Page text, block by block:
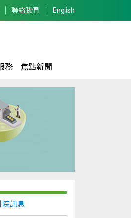
聯絡我們 English
務 焦點新聞
院訊息